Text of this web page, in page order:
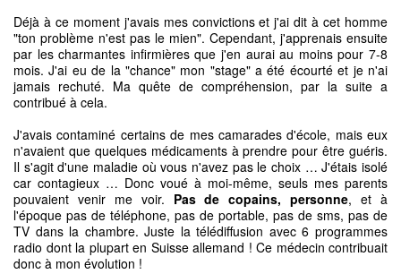
Déjà à ce moment j'avais mes convictions et j'ai dit à cet homme
"ton problème n'est pas le mien". Cependant, j'apprenais ensuite
par les charmantes infirmières que j'en aurai au moins pour 7-8
mois. J'ai eu de la "chance" mon "stage" a été écourté et je n'ai
jamais rechuté. Ma quête de compréhension, par la suite a
contribué à cela.
J'avais contaminé certains de mes camarades d'école, mais eux
n'avaient que quelques médicaments à prendre pour être guéris.
Il s'agit d'une maladie où vous n'avez pas le choix … J'étais isolé
car contagieux … Donc voué à moi-même, seuls mes parents
pouvaient venir me voir. Pas de copains, personne, et à
l'époque pas de téléphone, pas de portable, pas de sms, pas de
TV dans la chambre. Juste la télédiffusion avec 6 programmes
radio dont la plupart en Suisse allemand ! Ce médecin contribuait
donc à mon évolution !